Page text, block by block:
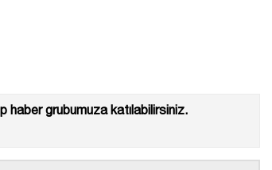
haber grubumuza katılabilirsiniz.